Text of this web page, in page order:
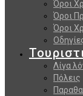
Όροι
Όροι
Όροι
Λίγα
Πόλεις